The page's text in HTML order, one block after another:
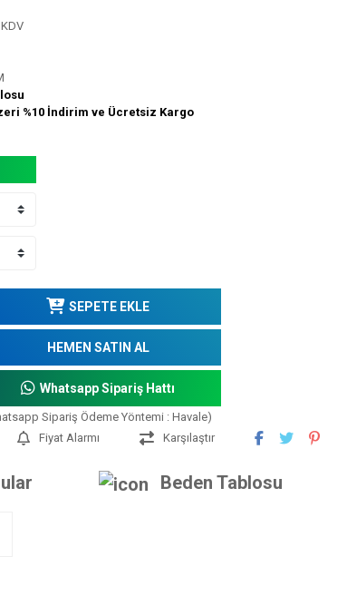
%10 İndirim ve Ücretsiz Kargo
SEPETE EKLE
HEMEN SATIN AL
Whatsapp Sipariş Hattı
Sipariş Ödeme Yöntemi : Havale)
Fiyat Alarmı Karşılaştır
Beden Tablosu